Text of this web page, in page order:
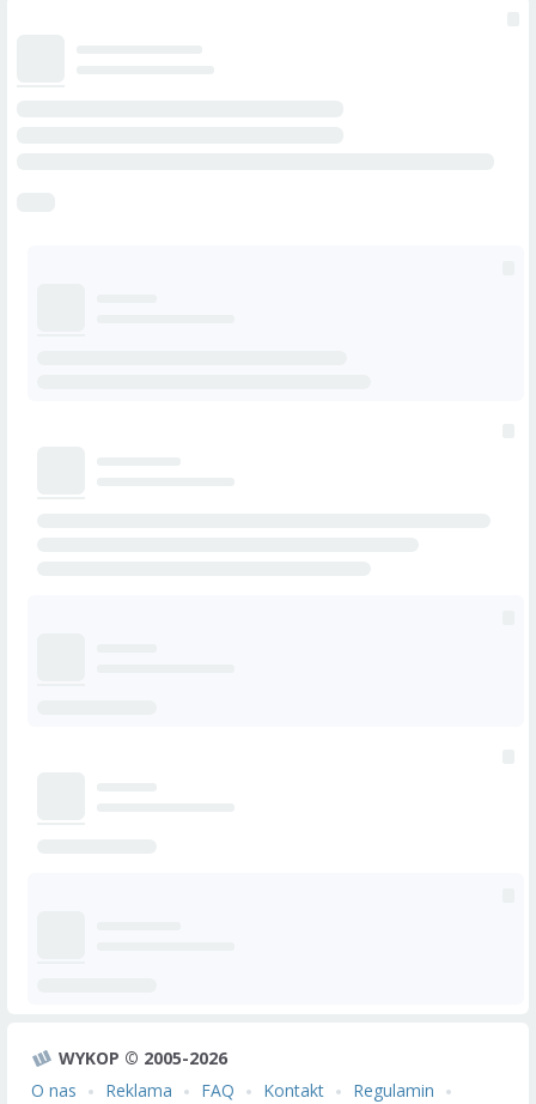
WYKOP © 2005-2026
O nas
Reklama FAQ Kontakt Regulamin